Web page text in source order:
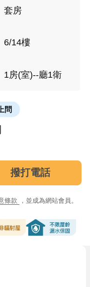
套房
6/14樓
1房(室)--廳1衛
問
撥打電話
條款 ，並成為網站會員。